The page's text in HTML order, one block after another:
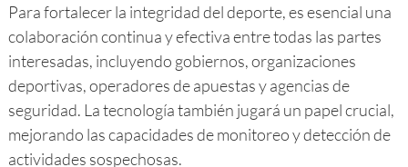
Para fortalecer la integridad del deporte, es esencial una
colaboración continua y efectiva entre todas las partes
interesadas, incluyendo gobiernos, organizaciones
deportivas, operadores de apuestas y agencias de
seguridad. La tecnología también jugará un papel crucial,
mejorando las capacidades de monitoreo y detección de
actividades sospechosas.